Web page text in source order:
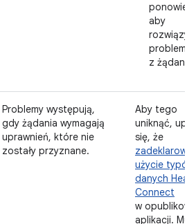
aby
problemy
z
Problemy występują,
gdy żądania wymagają
uprawnień, które nie
zostały przyznane.
Aby tego
uniknąć,
się, że
użycie typów
danych
Connect
w
aplikacji.